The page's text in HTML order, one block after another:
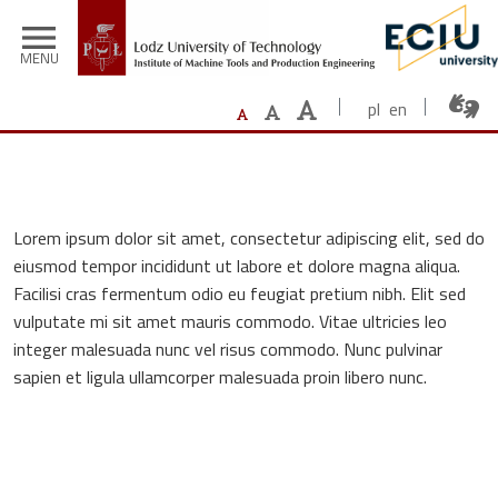
menu
MENU
pl en
Lorem ipsum dolor sit amet, consectetur adipiscing elit, sed do
eiusmod tempor incididunt ut labore et dolore magna aliqua.
Facilisi cras fermentum odio eu feugiat pretium nibh. Elit sed
vulputate mi sit amet mauris commodo. Vitae ultricies leo
integer malesuada nunc vel risus commodo. Nunc pulvinar
sapien et ligula ullamcorper malesuada proin libero nunc.